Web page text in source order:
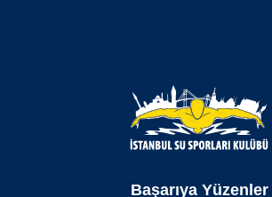
Başarıya Yüzenler